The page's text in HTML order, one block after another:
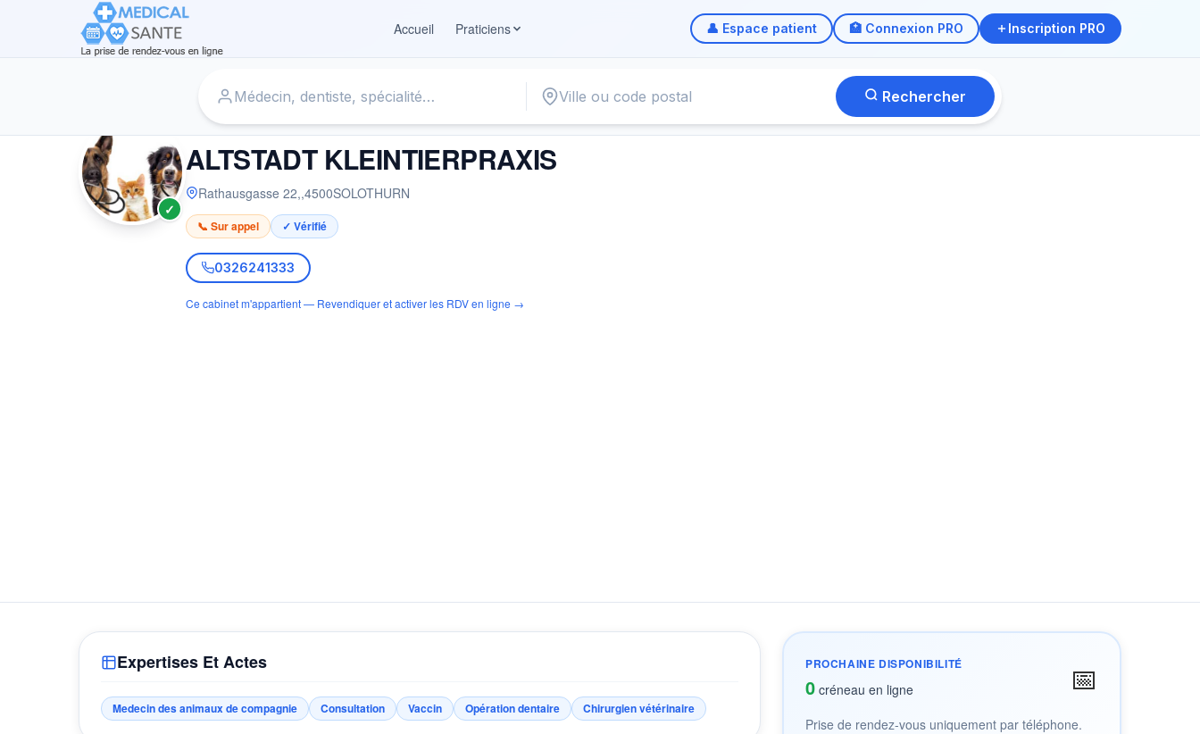
Accueil
Praticiens 👤 Espace patient 🏥 Connexion PRO Inscription PRO
Rechercher
✓
VÉTÉRINAIRE
ALTSTADT KLEINTIERPRAXIS
Rathausgasse 22,,4500SOLOTHURN
📞 Sur appel ✓ Vérifié
0326241333
Ce cabinet m'appartient — Revendiquer et activer les RDV en ligne →
Expertises Et Actes
Medecin des animaux de compagnie Consultation Vaccin Opération dentaire Chirurgien vétérinaire
PROCHAINE DISPONIBILITÉ
0 créneau en ligne 📅
Prise de rendez-vous uniquement par téléphone.